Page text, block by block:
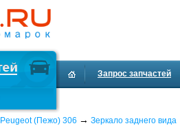
Запрос запчастей
Peugeot (Пежо) 306 → Зеркало заднего вида